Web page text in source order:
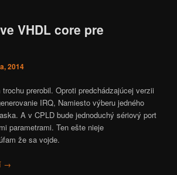
VHDL core pre
2014
prerobil. Oproti predchádzajúcej verzii
IRQ, Namiesto výberu jedného
A v CPLD bude jednoduchý sériový port
parametrami. Ten ešte nieje
že sa vojde.
→